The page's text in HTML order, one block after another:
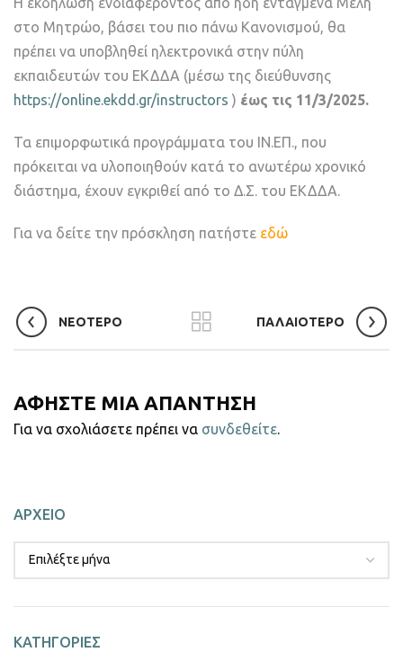
στο Μητρώο, βάσει του πιο πάνω Κανονισμού, θα
πρέπει να υποβληθεί ηλεκτρονικά στην πύλη
εκπαιδευτών του ΕΚΔΔΑ (μέσω της διεύθυνσης
https://online.ekdd.gr/instructors ) έως τις 11/3/2025.
Τα επιμορφωτικά προγράμματα του ΙΝ.ΕΠ., που
πρόκειται να υλοποιηθούν κατά το ανωτέρω χρονικό
διάστημα, έχουν εγκριθεί από το Δ.Σ. του ΕΚΔΔΑ.
Για να δείτε την πρόσκληση πατήστε εδώ
ΝΕΟΤΕΡΟ ΠΑΛΑΙΟΤΕΡΟ
ΑΦΗΣΤΕ ΜΙΑ ΑΠΑΝΤΗΣΗ
Για να σχολιάσετε πρέπει να συνδεθείτε.
ΑΡΧΕΙΟ
ΚΑΤΗΓΟΡΙΕΣ